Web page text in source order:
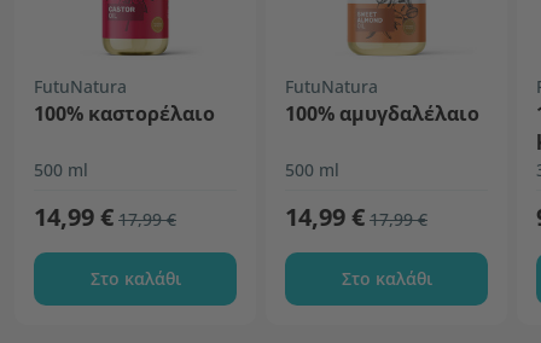
FutuNatura
100% καστορέλαιο
500 ml
14,99 € 17,99 €
Στο καλάθι
FutuNatura
100% αμυγδαλέλαιο
500 ml
14,99 € 17,99 €
Στο καλάθι